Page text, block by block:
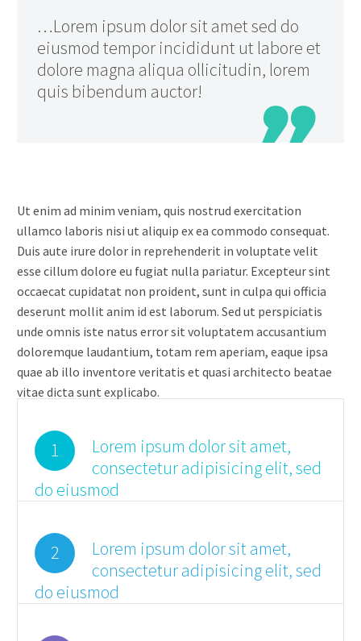
…Lorem ipsum dolor sit amet sed do
eiusmod tempor incididunt ut labore et
dolore magna aliqua ollicitudin, lorem
quis bibendum auctor!

Ut enim ad minim veniam, quis nostrud exercitation
ullamco laboris nisi ut aliquip ex ea commodo consequat.
Duis aute irure dolor in reprehenderit in voluptate velit
esse cillum dolore eu fugiat nulla pariatur. Excepteur sint
occaecat cupidatat non proident, sunt in culpa qui officia
deserunt mollit anim id est laborum. Sed ut perspiciatis
unde omnis iste natus error sit voluptatem accusantium
doloremque laudantium, totam rem aperiam, eaque ipsa
quae ab illo inventore veritatis et quasi architecto beatae
vitae dicta sunt explicabo.
1
Lorem ipsum dolor sit amet,
consectetur adipisicing elit, sed
do eiusmod
2
Lorem ipsum dolor sit amet,
consectetur adipisicing elit, sed
do eiusmod